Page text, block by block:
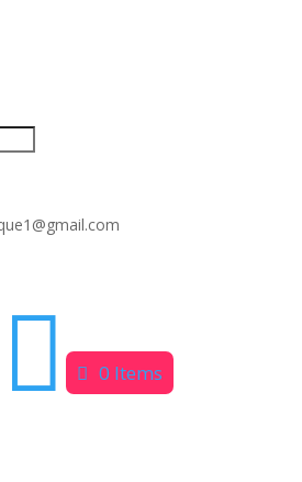
 0 Items